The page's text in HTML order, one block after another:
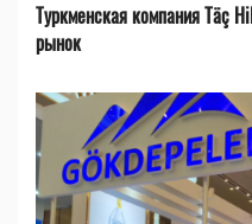
Туркменская компания Täç
рынок